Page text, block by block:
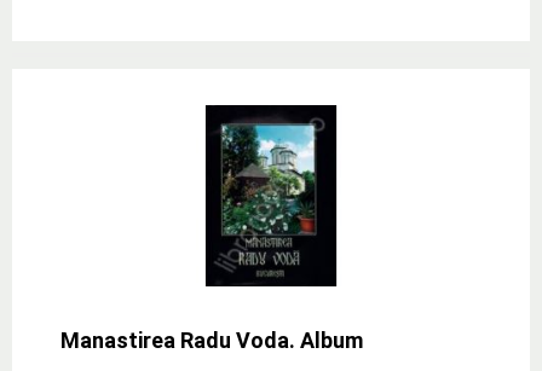
Manastirea Radu Voda. Album